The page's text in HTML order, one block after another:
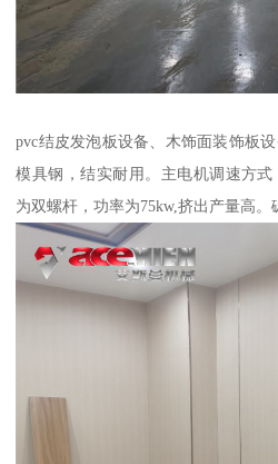
pvc结皮发泡板设备、木饰面装饰板
模具钢，结实耐用。主电机调速方
为双螺杆，功率为75kw,挤出产量高